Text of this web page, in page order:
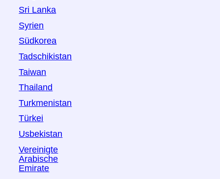
Sri Lanka
Syrien
Südkorea
Tadschikistan
Taiwan
Thailand
Turkmenistan
Türkei
Usbekistan
Vereinigte
Arabische
Emirate